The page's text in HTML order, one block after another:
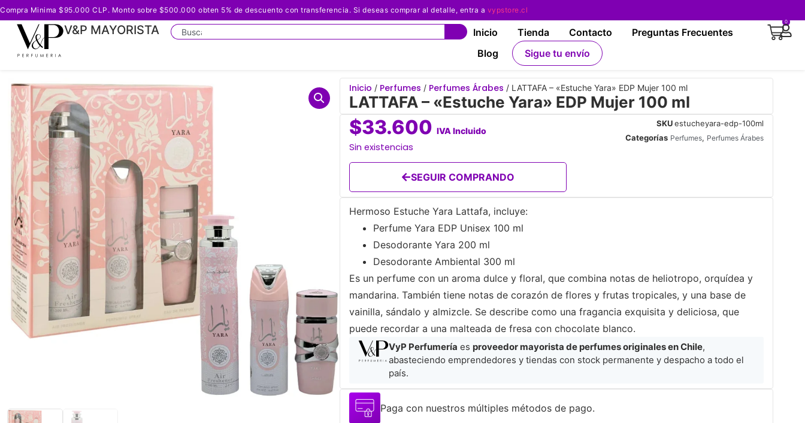
Compra Minima $95.000 CLP. Monto sobre $500.000 obten 5% de descuento con transferencia. Si deseas comprar al detalle, entra a vypstore.cl
V&P MAYORISTA Inicio Tienda Contacto
Preguntas Frecuentes
Blog
Sigue tu envío
0
Inicio / Perfumes / Perfumes Árabes / LATTAFA – «Estuche Yara» EDP Mujer 100 ml
LATTAFA – «Estuche Yara» EDP Mujer 100 ml
$33.600 IVA Incluido
Sin existencias
SEGUIR COMPRANDO
SKUestucheyara-edp-100ml
Categorías Perfumes, Perfumes Árabes
Hermoso Estuche Yara Lattafa, incluye:
Perfume Yara EDP Unisex 100 ml
Desodorante Yara 200 ml
Desodorante Ambiental 300 ml
Es un perfume con un aroma dulce y floral, que combina notas de heliotropo, orquídea y
mandarina. También tiene notas de corazón de flores y frutas tropicales, y una base de
vainilla, sándalo y almizcle. Se describe como una fragancia exquisita y deliciosa, que
puede recordar a una malteada de fresa con chocolate blanco.
VyP Perfumería es proveedor mayorista de perfumes originales en Chile,
abasteciendo emprendedores y tiendas con stock permanente y despacho a todo el
país.
Paga con nuestros múltiples métodos de pago.